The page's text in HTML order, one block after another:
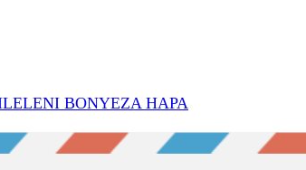
BONYEZA HAPA